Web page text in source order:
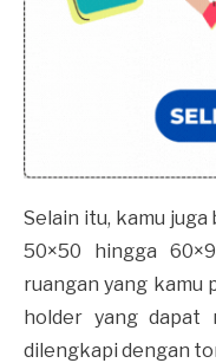
Selain itu, kamu
50×50 hingga
ruangan yang kamu
holder yang dapat
dilengkapi dengan